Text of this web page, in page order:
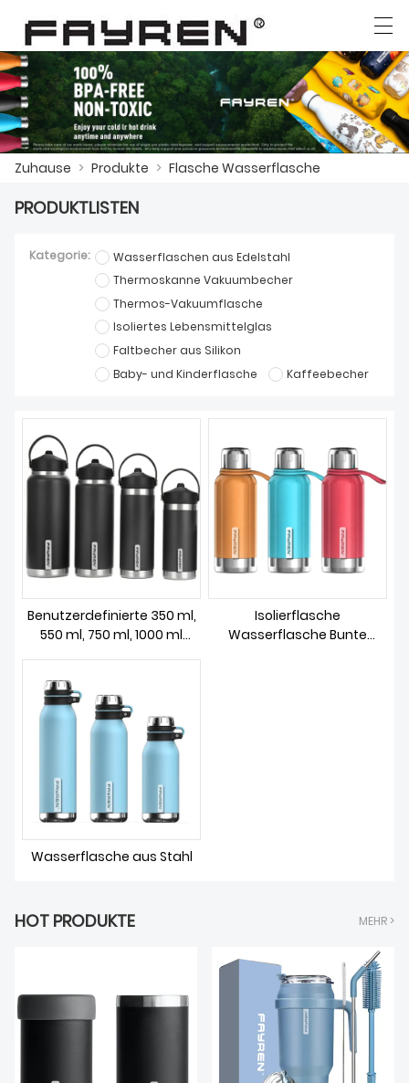
NACHRICHTEN
KONTAKTIERE UNS
العربية Deutsch Ελληνική γλώσσα English
Zuhause > Produkte > Flasche Wasserflasche
PRODUKTLISTEN
Kategorie:
Wasserflaschen aus Edelstahl
Thermoskanne Vakuumbecher
Thermos-Vakuumflasche
Isoliertes Lebensmittelglas
Faltbecher aus Silikon
Baby- und Kinderflasche
Kaffeebecher
Benutzerdefinierte 350 ml,
550 ml, 750 ml, 1000 ml
großem
Fassungsvermögen,
isolierte Wasserflasche mit
Isolierflasche
Wasserflasche Bunte
Wasserflasche aus Stahl
HOT PRODUKTE MEHR >